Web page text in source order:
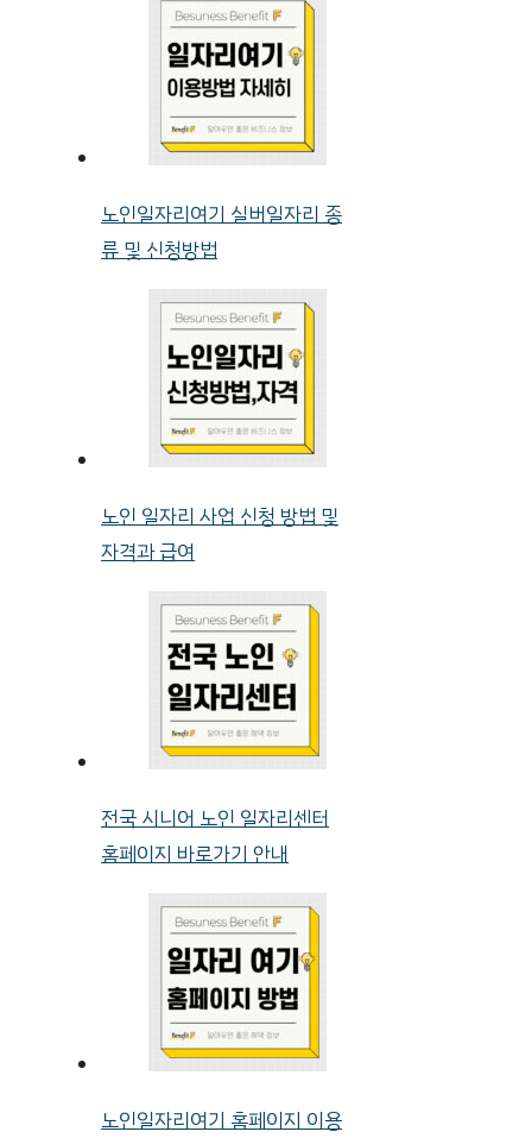
노인일자리여기 실버일자리 종
류 및 신청방법
노인 일자리 사업 신청 방법 및
자격과 급여
전국 시니어 노인 일자리센터
홈페이지 바로가기 안내
노인일자리여기 홈페이지 이용